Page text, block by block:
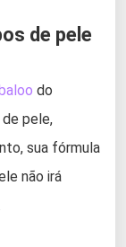
de pele
do
pele,
sua fórmula
não irá